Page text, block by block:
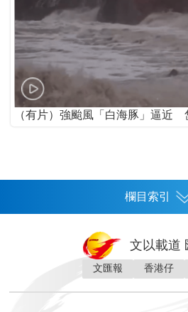
（有片）強颱風「白海豚」逼近
欄目索引
灣區人
文以載道
文匯報 香港仔